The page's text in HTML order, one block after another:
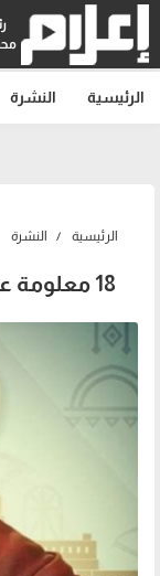
الرئيسية النشرة
الرئيسية النشرة
18 معلومة عن مسلسل الكبير أوي 6